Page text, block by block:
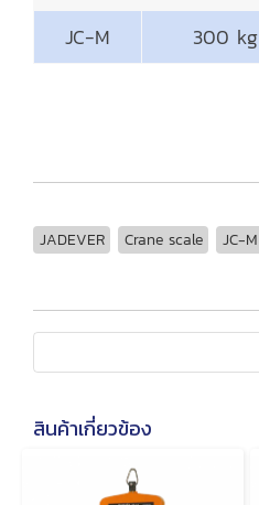
JC-M
300 kg
JADEVER Crane scale JC-M
สินค้าเกี่ยวข้อง